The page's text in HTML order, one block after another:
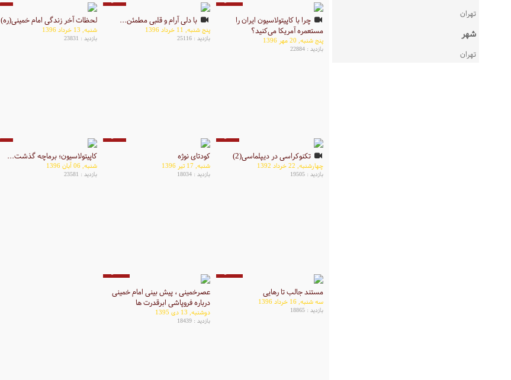
چرا با کاپیتولاسیون ایران را
مستعمره آمریکا می‌کنید؟
پنج شنبه, 20 مهر 1396
بازدید : 22884
با دلی آرام و قلبی مطمئن...
پنج شنبه, 11 خرداد 1396
بازدید : 25116
لحظات آخر زندگی امام خمینی(ره)
شنبه, 13 خرداد 1396
بازدید : 23831
تکنوکراسی در دیپلماسی(2)
چهارشنبه, 22 خرداد 1392
بازدید : 19505
کودتای نوژه
شنبه, 17 تیر 1396
بازدید : 18034
کاپیتولاسیون؛ برماچه گذشت...
شنبه, 06 آبان 1396
بازدید : 23581
مستند جالب تا رهایی
سه شنبه, 16 خرداد 1396
بازدید : 18865
عصرخمینی ، پیش بینی امام خمینی
درباره فروپاشی ابرقدرت ها
دوشنبه, 13 دی 1395
بازدید : 18439
تهران
شهر
تهران